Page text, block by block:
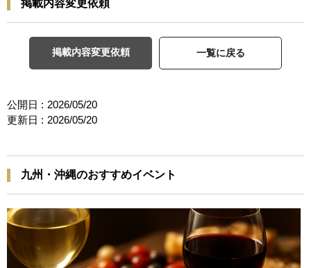
掲載内容変更依頼
掲載内容変更依頼 一覧に戻る
公開日 : 2026/05/20
更新日 : 2026/05/20
九州・沖縄のおすすめイベント